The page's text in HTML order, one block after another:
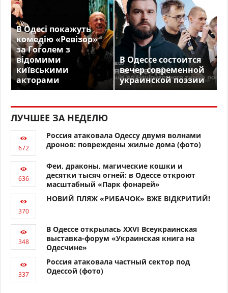
В Одесі покажуть
комедію «Ревізор»
за Гоголем з
відомими
київськими
акторами
В Одессе состоится
вечер современной
украинской поэзии
ЛУЧШЕЕ ЗА НЕДЕЛЮ
Россия атаковала Одессу двумя волнами
дронов: повреждены жилые дома (фото)
Феи, драконы, магические кошки и
десятки тысяч огней: в Одессе откроют
масштабный «Парк фонарей»
НОВИЙ ПЛЯЖ «РИБАЧОК» ВЖЕ ВІДКРИТИЙ!
В Одессе открылась XXVI Всеукраинская
выставка-форум «Украинская книга на
Одесчине»
Россия атаковала частный сектор под
Одессой (фото)